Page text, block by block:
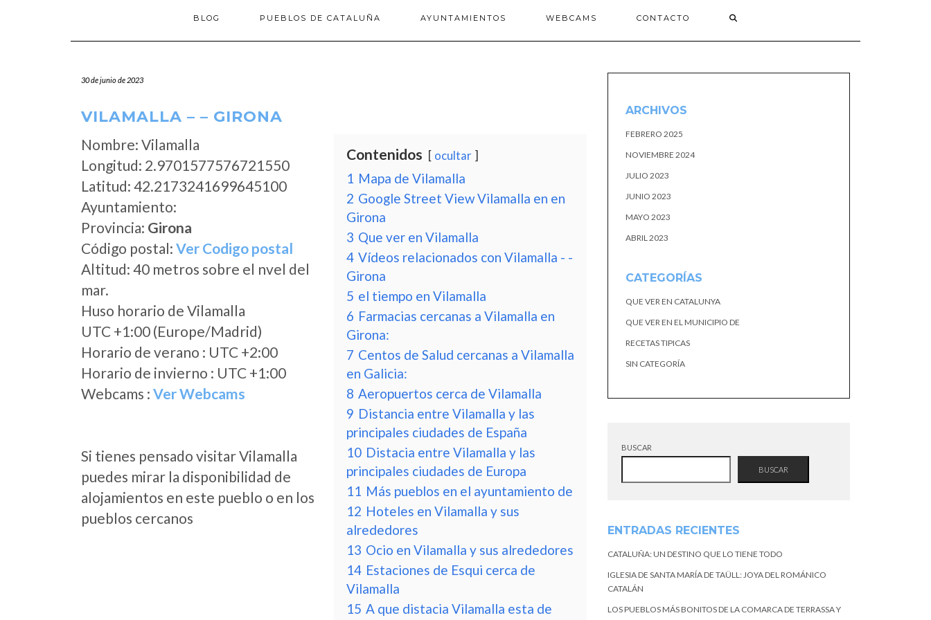
BLOG PUEBLOS DE CATALUÑA AYUNTAMIENTOS WEBCAMS CONTACTO
30 de junio de 2023
VILAMALLA – – GIRONA
Nombre: Vilamalla
Longitud: 2.9701577576721550
Latitud: 42.2173241699645100
Ayuntamiento:
Provincia: Girona
Código postal: Ver Codigo postal
Altitud: 40 metros sobre el nvel del
mar.
Huso horario de Vilamalla
UTC +1:00 (Europe/Madrid)
Horario de verano : UTC +2:00
Horario de invierno : UTC +1:00
Webcams : Ver Webcams
Si tienes pensado visitar Vilamalla
puedes mirar la disponibilidad de
alojamientos en este pueblo o en los
pueblos cercanos
Contenidos ocultar
1 Mapa de Vilamalla
2 Google Street View Vilamalla en en
Girona
3 Que ver en Vilamalla
4 Vídeos relacionados con Vilamalla - -
Girona
5 el tiempo en Vilamalla
6 Farmacias cercanas a Vilamalla en
Girona:
7 Centos de Salud cercanas a Vilamalla
en Galicia:
8 Aeropuertos cerca de Vilamalla
9 Distancia entre Vilamalla y las
principales ciudades de España
10 Distacia entre Vilamalla y las
principales ciudades de Europa
11 Más pueblos en el ayuntamiento de
12 Hoteles en Vilamalla y sus
alrededores
13 Ocio en Vilamalla y sus alrededores
14 Estaciones de Esqui cerca de
Vilamalla
15 A que distacia Vilamalla esta de
ARCHIVOS
FEBRERO 2025
NOVIEMBRE 2024
JULIO 2023
JUNIO 2023
MAYO 2023
ABRIL 2023
CATEGORÍAS
QUE VER EN CATALUNYA
QUE VER EN EL MUNICIPIO DE
RECETAS TIPICAS
SIN CATEGORÍA
BUSCAR
BUSCAR
ENTRADAS RECIENTES
CATALUÑA: UN DESTINO QUE LO TIENE TODO
IGLESIA DE SANTA MARÍA DE TAÜLL: JOYA DEL ROMÁNICO
CATALÁN
LOS PUEBLOS MÁS BONITOS DE LA COMARCA DE TERRASSA Y